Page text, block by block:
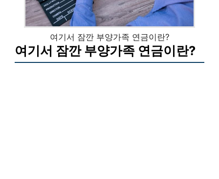
여기서 잠깐 부양가족 연금이란?
여기서 잠깐 부양가족 연금이란?